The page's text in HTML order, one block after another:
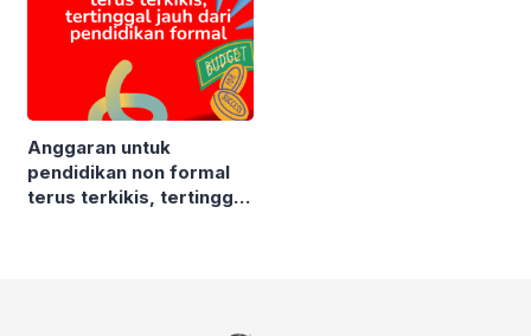
Anggaran untuk
pendidikan non formal
terus terkikis, tertinggal